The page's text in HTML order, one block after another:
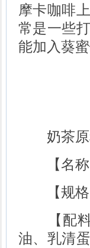
摩卡咖啡
常是一些
能加入葵
奶茶
【名称
【规格
【配料
油、乳清